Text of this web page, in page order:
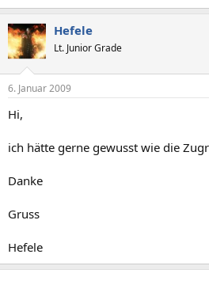
Hefele
Lt. Junior Grade
6. Januar 2009
Hi,
ich hätte gerne gewusst wie die
Danke
Gruss
Hefele